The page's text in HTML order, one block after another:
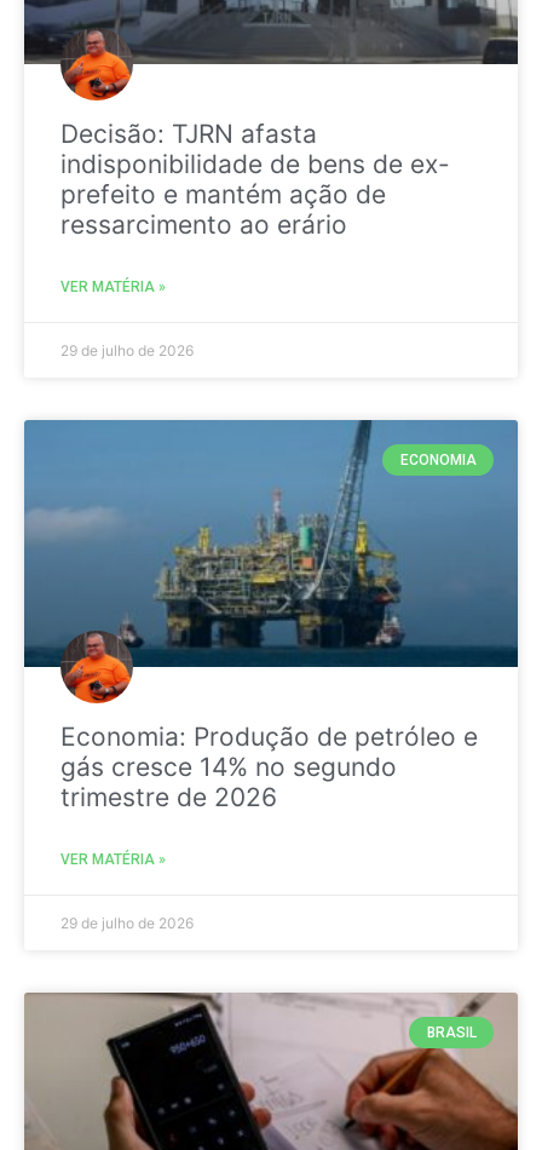
Decisão: TJRN afasta
indisponibilidade de bens de ex-
prefeito e mantém ação de
ressarcimento ao erário
VER MATÉRIA »
29 de julho de 2026
ECONOMIA
Economia: Produção de petróleo e
gás cresce 14% no segundo
trimestre de 2026
VER MATÉRIA »
29 de julho de 2026
BRASIL